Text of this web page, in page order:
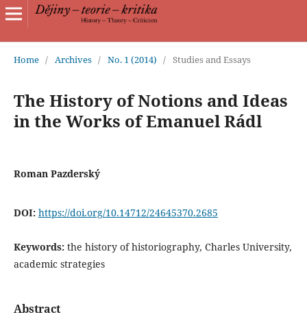
Home / Archives / No. 1 (2014) / Studies and Essays
The History of Notions and Ideas
in the Works of Emanuel Rádl
Roman Pazderský
DOI: https://doi.org/10.14712/24645370.2685
Keywords: the history of historiography, Charles University,
academic strategies
Abstract